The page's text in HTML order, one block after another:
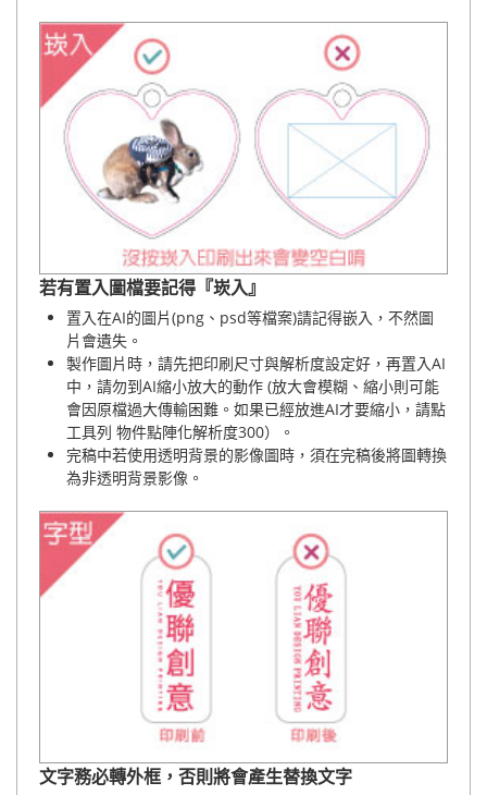
若有置入圖檔要記得『崁入』
置入在AI的圖片(png、psd等檔案)請記得嵌入，不然圖
片會遺失。
製作圖片時，請先把印刷尺寸與解析度設定好，再置入AI
中，請勿到AI縮小放大的動作 (放大會模糊、縮小則可能
會因原檔過大傳輸困難。如果已經放進AI才要縮小，請點
工具列 物件點陣化解析度300）。
完稿中若使用透明背景的影像圖時，須在完稿後將圖轉換
為非透明背景影像。
文字務必轉外框，否則將會產生替換文字